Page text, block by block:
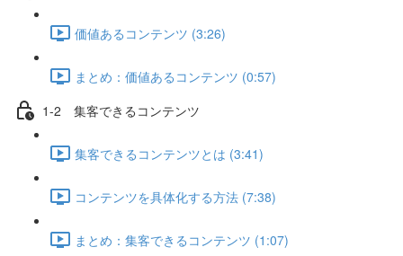
価値あるコンテンツ (3:26)
まとめ：価値あるコンテンツ (0:57)
1-2 集客できるコンテンツ
集客できるコンテンツとは (3:41)
コンテンツを具体化する方法 (7:38)
まとめ：集客できるコンテンツ (1:07)